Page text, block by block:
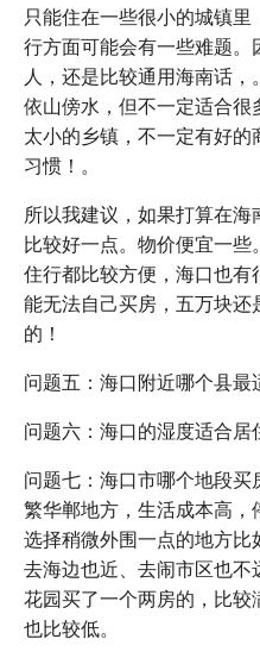
只能住在一些很小的城镇
行方面可能会有一些难题
人，还是比较通用海南话
依山傍水，但不一定适合
太小的乡镇，不一定有好
习惯！。
所以我建议，如果打算在
比较好一点。物价便宜一
住行都比较方便，海口也
能无法自己买房，五万块
的！
问题五：海口附近哪个县
问题六：海口的湿度适合居
问题七：海口市哪个地段
繁华郸地方，生活成本高
选择稍微外围一点的地方比
去海边也近、去闹市区也
花园买了一个两房的，比
也比较低。